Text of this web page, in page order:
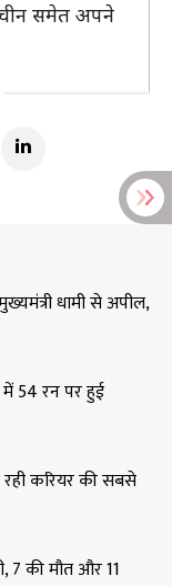
चीन समेत अपने
धामी से अपील,
में 54 रन पर हुई
रही करियर की सबसे
7 की मौत और 11